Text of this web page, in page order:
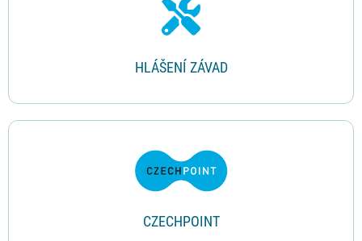
HLÁŠENÍ ZÁVAD
CZECHPOINT